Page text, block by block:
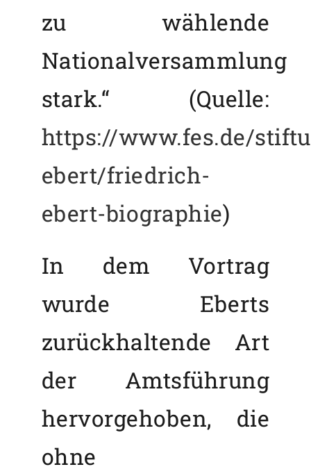
zu wählende
Nationalversammlung
stark.“ (Quelle:
https://www.fes.de/
ebert/friedrich-
ebert-biographie)
In dem Vortrag
wurde Eberts
zurückhaltende Art
der Amtsführung
hervorgehoben, die
ohne